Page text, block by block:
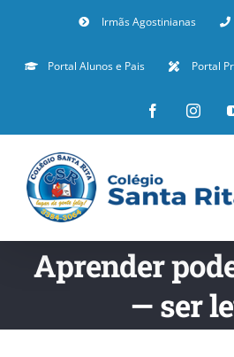
Irmãs Agostinianas
Portal Alunos e Pais Portal
Aprender
— ser